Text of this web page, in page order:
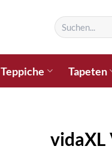
Suchen
nach:
Teppiche Tapeten
vidaXL